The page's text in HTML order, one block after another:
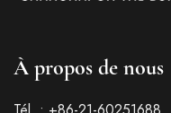
À propos de nous